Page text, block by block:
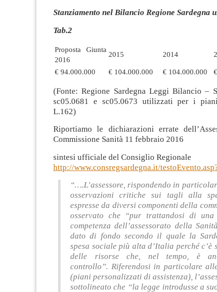
Stanziamento nel Bilancio Regione Sardegna
Tab.2
Proposta Giunta
2016
2015 2014
€ 94.000.000 € 104.000.000 € 104.000.000
(Fonte: Regione Sardegna Leggi Bilancio –
sc05.0681 e sc05.0673 utilizzati per i
L.162)
Riportiamo le dichiarazioni errate
Commissione Sanità 11 febbraio 2016
sintesi ufficiale del Consiglio Regionale
http://www.consregsardegna.it/
“….L’assessore, rispondendo in
osservazioni critiche sui tagli alla
espresse da diversi componenti della
osservato che “pur trattandosi di
competenza dell’assessorato della
dato di fondo secondo il quale la
spesa sociale più alta d’Italia perché c’è
delle risorse che, nel tempo, è
controllo”. Riferendosi in particolare
(piani personalizzati di assistenza),
sottolineato che “la legge introdusse a